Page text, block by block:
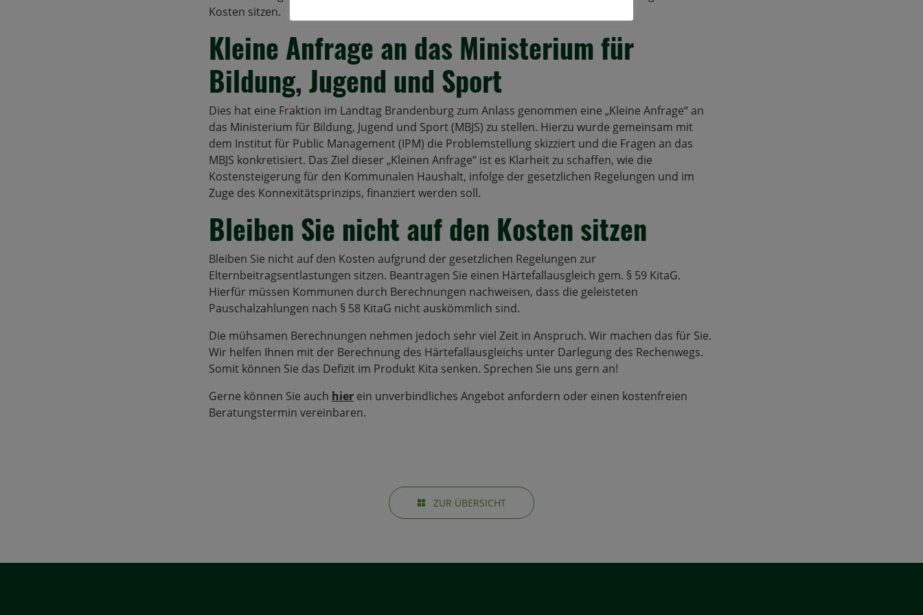
Kosten sitzen.
Kleine Anfrage an das Ministerium für
Bildung, Jugend und Sport
Dies hat eine Fraktion im Landtag Brandenburg zum Anlass genommen eine „Kleine Anfrage“ an
das Ministerium für Bildung, Jugend und Sport (MBJS) zu stellen. Hierzu wurde gemeinsam mit
dem Institut für Public Management (IPM) die Problemstellung skizziert und die Fragen an das
MBJS konkretisiert. Das Ziel dieser „Kleinen Anfrage“ ist es Klarheit zu schaffen, wie die
Kostensteigerung für den Kommunalen Haushalt, infolge der gesetzlichen Regelungen und im
Zuge des Konnexitätsprinzips, finanziert werden soll.
Bleiben Sie nicht auf den Kosten sitzen
Bleiben Sie nicht auf den Kosten aufgrund der gesetzlichen Regelungen zur
Elternbeitragsentlastungen sitzen. Beantragen Sie einen Härtefallausgleich gem. § 59 KitaG.
Hierfür müssen Kommunen durch Berechnungen nachweisen, dass die geleisteten
Pauschalzahlungen nach § 58 KitaG nicht auskömmlich sind.
Die mühsamen Berechnungen nehmen jedoch sehr viel Zeit in Anspruch. Wir machen das für Sie.
Wir helfen Ihnen mit der Berechnung des Härtefallausgleichs unter Darlegung des Rechenwegs.
Somit können Sie das Defizit im Produkt Kita senken. Sprechen Sie uns gern an!
Gerne können Sie auch hier ein unverbindliches Angebot anfordern oder einen kostenfreien
Beratungstermin vereinbaren.
ZUR ÜBERSICHT